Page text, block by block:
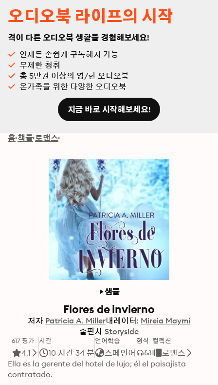
오디오북 라이프의 시작
격이 다른 오디오북 생활을 경험해보세요!
언제든 손쉽게 구독해지 가능
무제한 청취
총 5만권 이상의 영/한 오디오북
온가족을 위한 다양한 오디오북
지금 바로 시작해보세요!
홈 책들 로맨스
샘플
Flores de invierno
저자 Patricia A. Miller내레이터: Mireia Maymí
출판사 Storyside
617 평가
4.1
시간
10 시간 34 분
언어학습
스페인어
형식 컬렉션
로맨스
Ella es la gerente del hotel de lujo; él el paisajista
contratado.